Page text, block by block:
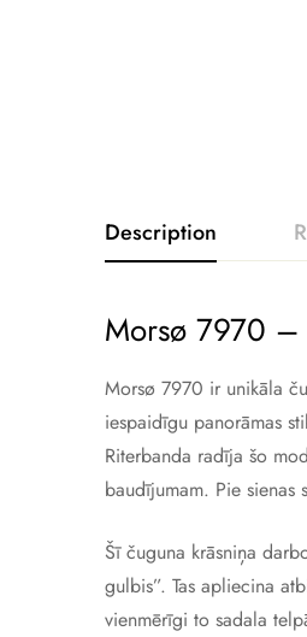
Description
Morsø 7970 –
Morsø 7970 ir unikāla
iespaidīgu panorāmas
Riterbanda radīja šo
baudījumam. Pie
Šī čuguna krāsniņa
gulbis”. Tas apliecina
vienmērīgi to sadala